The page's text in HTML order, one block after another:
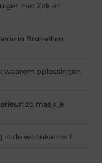
met Zak en
in Brussel en
waarom oplossingen
zo maak je
in de woonkamer?